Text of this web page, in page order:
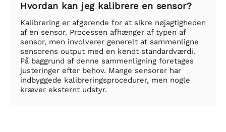
Hvordan kan jeg kalibrere en sensor?
Kalibrering er afgørende for at sikre nøjagtigheden
af en sensor. Processen afhænger af typen af
sensor, men involverer generelt at sammenligne
sensorens output med en kendt standardværdi.
På baggrund af denne sammenligning foretages
justeringer efter behov. Mange sensorer har
indbyggede kalibreringsprocedurer, men nogle
kræver eksternt udstyr.